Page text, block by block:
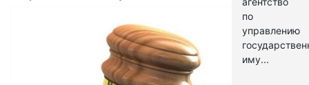
по
управлению
иму...